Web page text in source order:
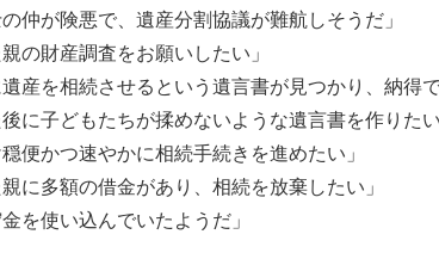
の仲が険悪で、遺産分割協議が難航しそうだ」
親の財産調査をお願いしたい」
遺産を相続させるという遺言書が見つかり、納得で
後に子どもたちが揉めないような遺言書を作りたい
穏便かつ速やかに相続手続きを進めたい」
親に多額の借金があり、相続を放棄したい」
金を使い込んでいたようだ」